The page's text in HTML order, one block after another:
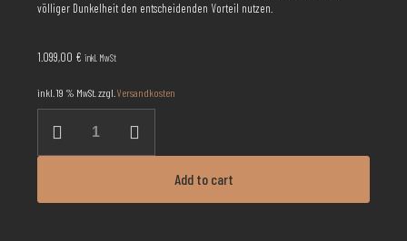
völliger Dunkelheit den entscheidenden Vorteil nutzen.
1.099,00 € inkl. MwSt
inkl. 19 % MwSt. zzgl. Versandkosten
Add to cart